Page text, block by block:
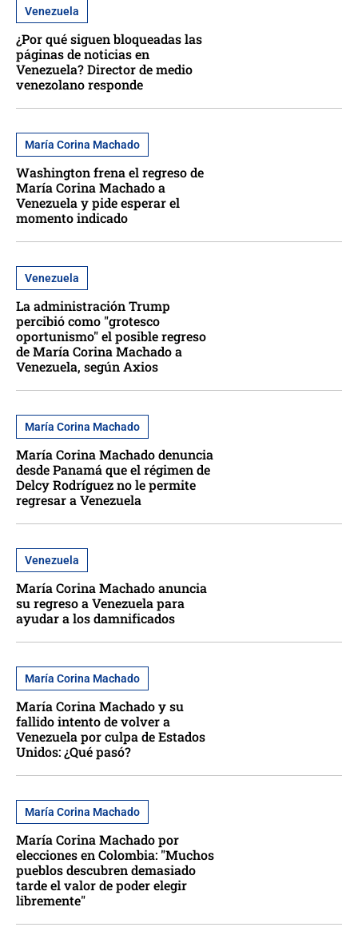
Venezuela
¿Por qué siguen bloqueadas las
páginas de noticias en
Venezuela? Director de medio
venezolano responde
María Corina Machado
Washington frena el regreso de
María Corina Machado a
Venezuela y pide esperar el
momento indicado
Venezuela
La administración Trump
percibió como "grotesco
oportunismo" el posible regreso
de María Corina Machado a
Venezuela, según Axios
María Corina Machado
María Corina Machado denuncia
desde Panamá que el régimen de
Delcy Rodríguez no le permite
regresar a Venezuela
Venezuela
María Corina Machado anuncia
su regreso a Venezuela para
ayudar a los damnificados
María Corina Machado
María Corina Machado y su
fallido intento de volver a
Venezuela por culpa de Estados
Unidos: ¿Qué pasó?
María Corina Machado
María Corina Machado por
elecciones en Colombia: "Muchos
pueblos descubren demasiado
tarde el valor de poder elegir
libremente"